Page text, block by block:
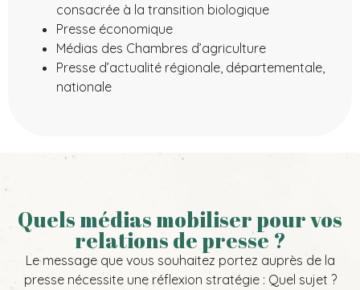
consacrée à la transition biologique
Presse économique
Médias des Chambres d’agriculture
Presse d’actualité régionale, départementale,
nationale
Quels médias mobiliser pour vos
relations de presse ?
Le message que vous souhaitez portez auprès de la
presse nécessite une réflexion stratégie : Quel sujet ?